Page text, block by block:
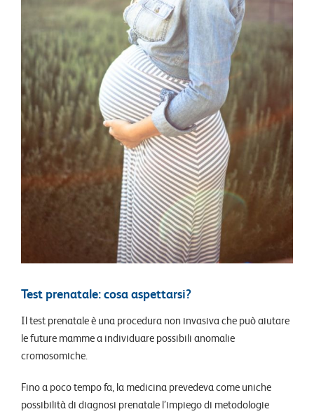
Test prenatale: cosa aspettarsi?
Il test prenatale è una procedura non invasiva che può aiutare
le future mamme a individuare possibili anomalie
cromosomiche.
Fino a poco tempo fa, la medicina prevedeva come uniche
possibilità di diagnosi prenatale l’impiego di metodologie